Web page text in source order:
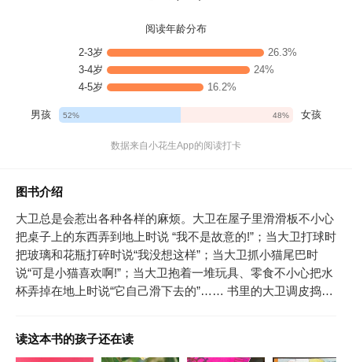
阅读年龄分布
2-3岁
26.3%
3-4岁
24%
4-5岁
16.2%
男孩 52% 48% 女孩
数据来自小花生App的阅读打卡
图书介绍
大卫总是会惹出各种各样的麻烦。大卫在屋子里滑滑板不小心
把桌子上的东西弄到地上时说 “我不是故意的!”；当大卫打球时
把玻璃和花瓶打碎时说“我没想这样”；当大卫抓小猫尾巴时
说“可是小猫喜欢啊!”；当大卫抱着一堆玩具、零食不小心把水
杯弄掉在地上时说“它自己滑下去的”…… 书里的大卫调皮捣
样明白，调皮捣蛋会让身边的人难过。
读这本书的孩子还在读